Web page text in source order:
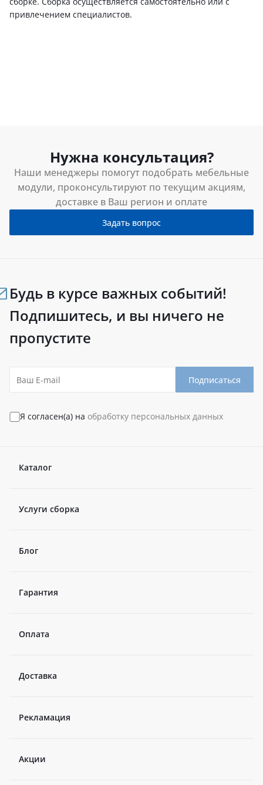
привлечением специалистов.
Нужна консультация?
Наши менеджеры помогут подобрать мебельные
модули, проконсультируют по текущим акциям,
доставке в Ваш регион и оплате
Задать вопрос
Будь в курсе важных событий!
Подпишитесь, и вы ничего не
пропустите
Подписаться
Я согласен(а) на обработку персональных данных
Каталог
Услуги сборка
Блог
Гарантия
Оплата
Доставка
Рекламация
Акции